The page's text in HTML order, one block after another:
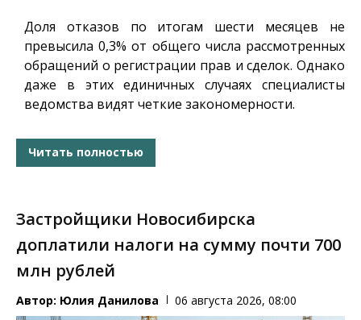
Доля отказов по итогам шести месяцев не
превысила 0,3% от общего числа рассмотренных
обращений о регистрации прав и сделок. Однако
даже в этих единичных случаях специалисты
ведомства видят четкие закономерности.
Читать полностью
Застройщики Новосибирска
доплатили налоги на сумму почти 700
млн рублей
Автор: Юлия Данилова 06 августа 2026, 08:00